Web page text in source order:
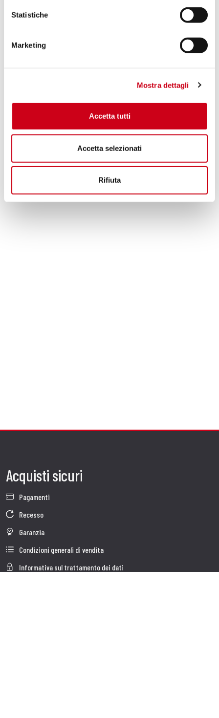
Statistiche
Marketing
Mostra dettagli
Accetta tutti
Accetta selezionati
Rifiuta
Silenziatore SC1-X carbonio (installabile
Acquisti sicuri
Pagamenti
Recesso
Garanzia
Condizioni generali di vendita
Informativa sul trattamento dei dati